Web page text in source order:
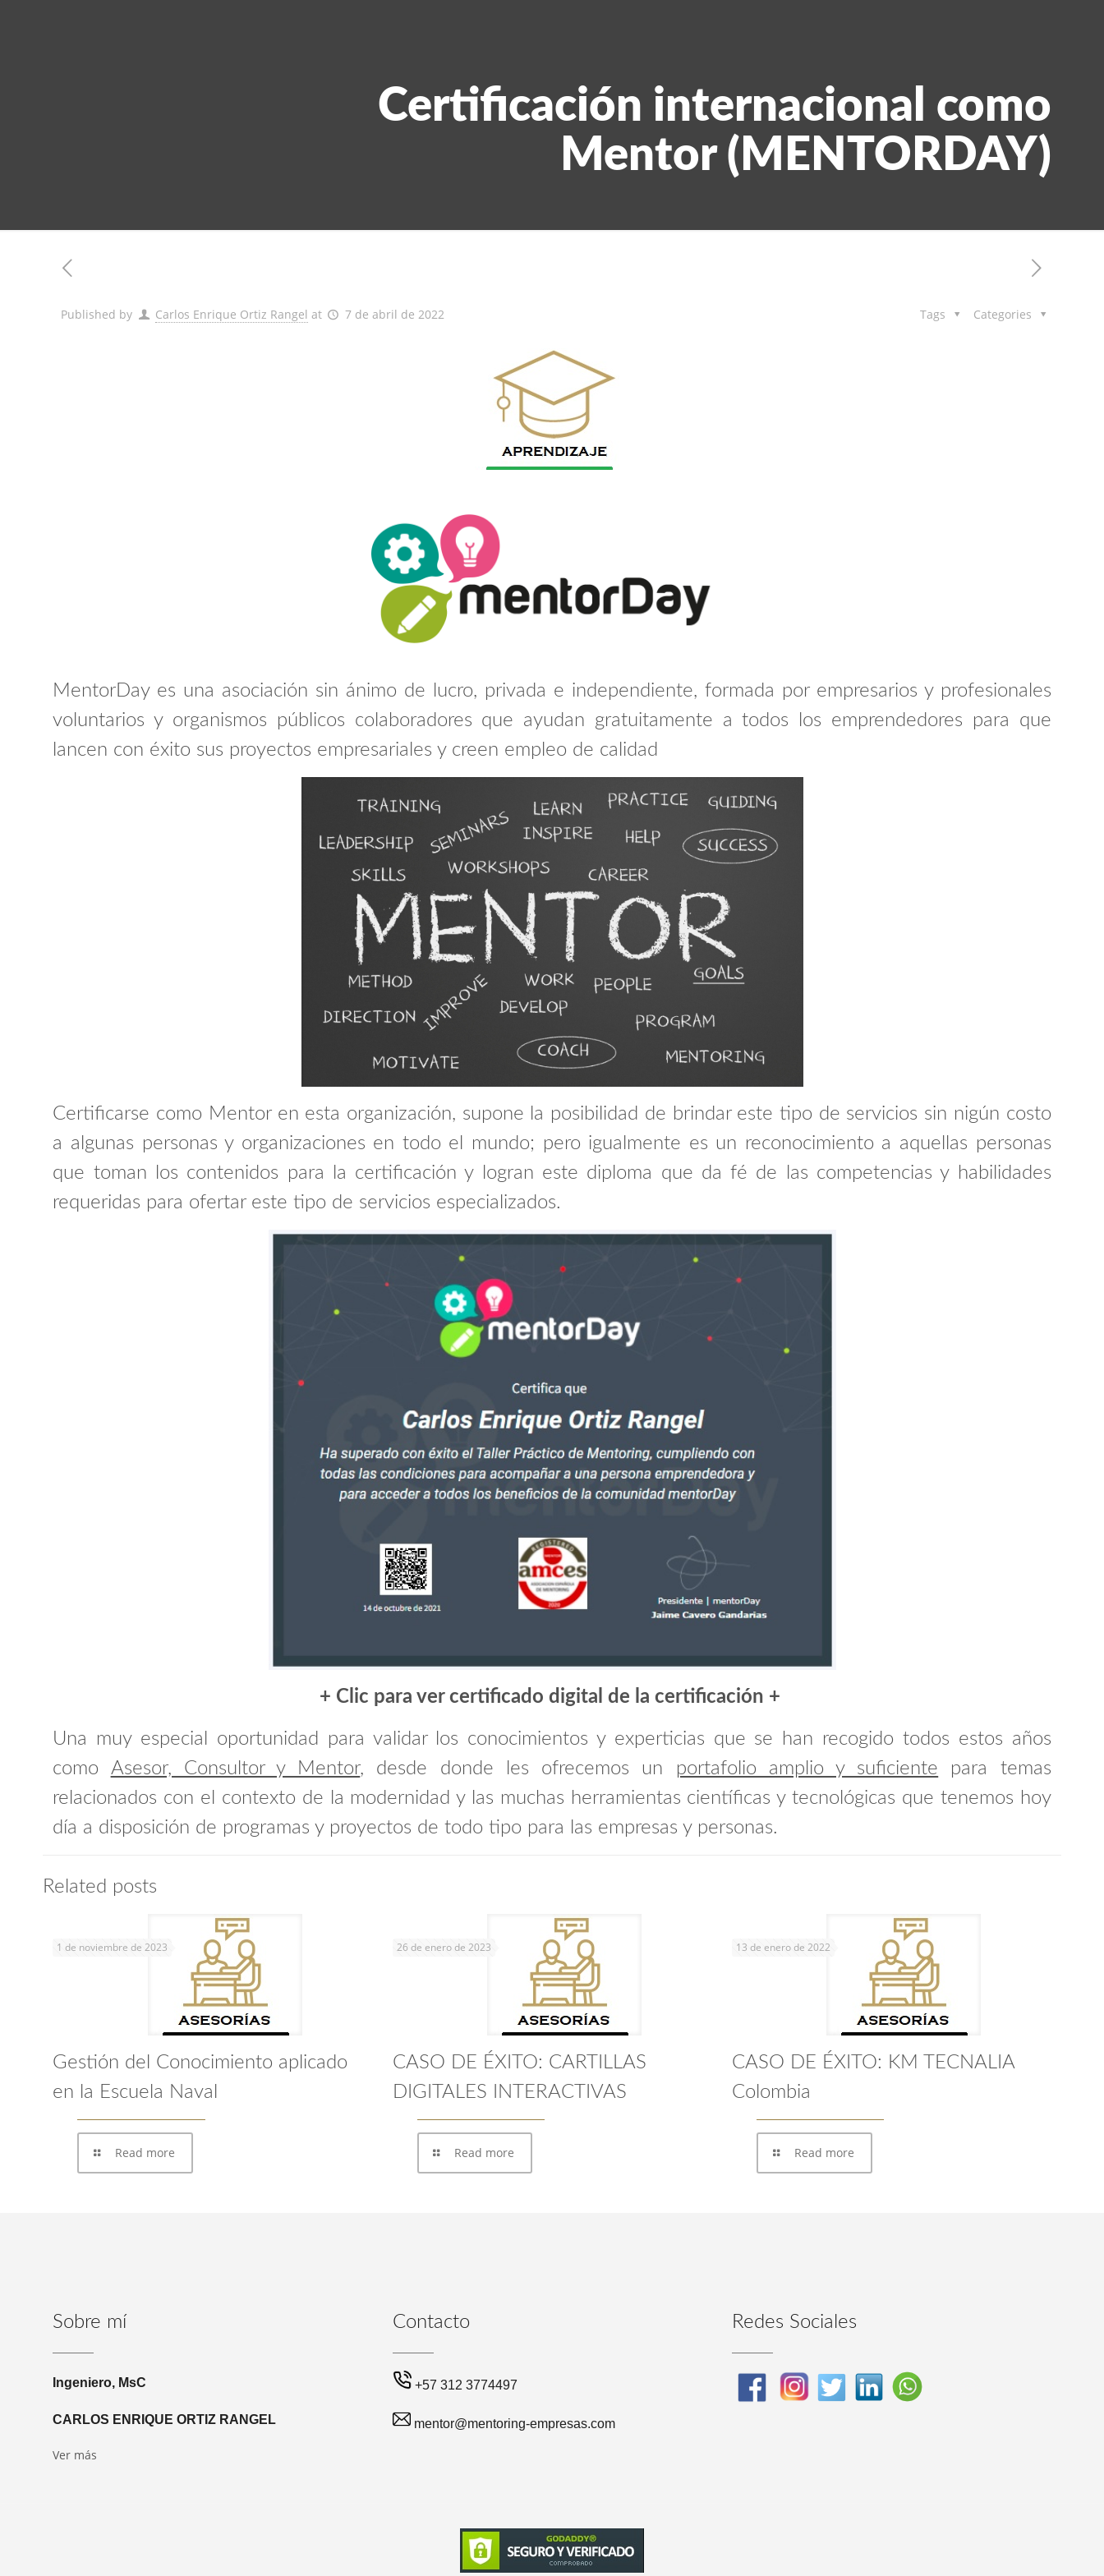
Certificación internacional como
Mentor (MENTORDAY)
Published by Carlos Enrique Ortiz Rangel at 7 de abril de 2022 Categories
Tags
MentorDay es una asociación sin ánimo de lucro, privada e independiente, formada por empresarios y profesionales
voluntarios y organismos públicos colaboradores que ayudan gratuitamente a todos los emprendedores para que
lancen con éxito sus proyectos empresariales y creen empleo de calidad
Certificarse como Mentor en esta organización, supone la posibilidad de brindar este tipo de servicios sin nigún costo
a algunas personas y organizaciones en todo el mundo; pero igualmente es un reconocimiento a aquellas personas
que toman los contenidos para la certificación y logran este diploma que da fé de las competencias y habilidades
requeridas para ofertar este tipo de servicios especializados.
+ Clic para ver certificado digital de la certificación +
Una muy especial oportunidad para validar los conocimientos y experticias que se han recogido todos estos años
como Asesor, Consultor y Mentor, desde donde les ofrecemos un portafolio amplio y suficiente para temas
relacionados con el contexto de la modernidad y las muchas herramientas científicas y tecnológicas que tenemos hoy
día a disposición de programas y proyectos de todo tipo para las empresas y personas.
Related posts
1 de noviembre de 2023
Gestión del Conocimiento aplicado
en la Escuela Naval
Read more
26 de enero de 2023
CASO DE ÉXITO: CARTILLAS
DIGITALES INTERACTIVAS
Read more
13 de enero de 2022
CASO DE ÉXITO: KM TECNALIA
Colombia
Read more
Sobre mí
Ingeniero, MsC
CARLOS ENRIQUE ORTIZ RANGEL
Ver más
Contacto
+57 312 3774497
mentor@mentoring-empresas.com
Redes Sociales